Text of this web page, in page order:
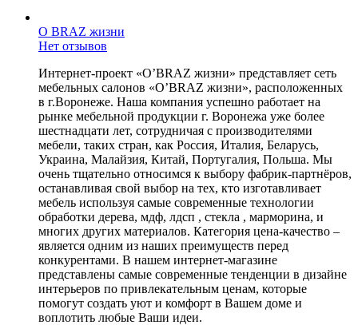
O BRAZ жизни
Нет отзывов
Интернет-проект «O’BRAZ жизни» представляет сеть
мебельных салонов «O’BRAZ жизни», расположенных
в г.Воронеже. Наша компания успешно работает на
рынке мебельной продукции г. Воронежа уже более
шестнадцати лет, сотрудничая с производителями
мебели, таких стран, как Россия, Италия, Беларусь,
Украина, Малайзия, Китай, Португалия, Польша. Мы
очень тщательно относимся к выбору фабрик-партнёров,
останавливая свой выбор на тех, кто изготавливает
мебель используя самые современные технологии
обработки дерева, мдф, лдсп , стекла , марморина, и
многих других материалов. Категория цена-качество –
является одним из наших преимуществ перед
конкурентами. В нашем интернет-магазине
представлены самые современные тенденции в дизайне
интерьеров по привлекательным ценам, которые
помогут создать уют и комфорт в Вашем доме и
воплотить любые Ваши идеи.